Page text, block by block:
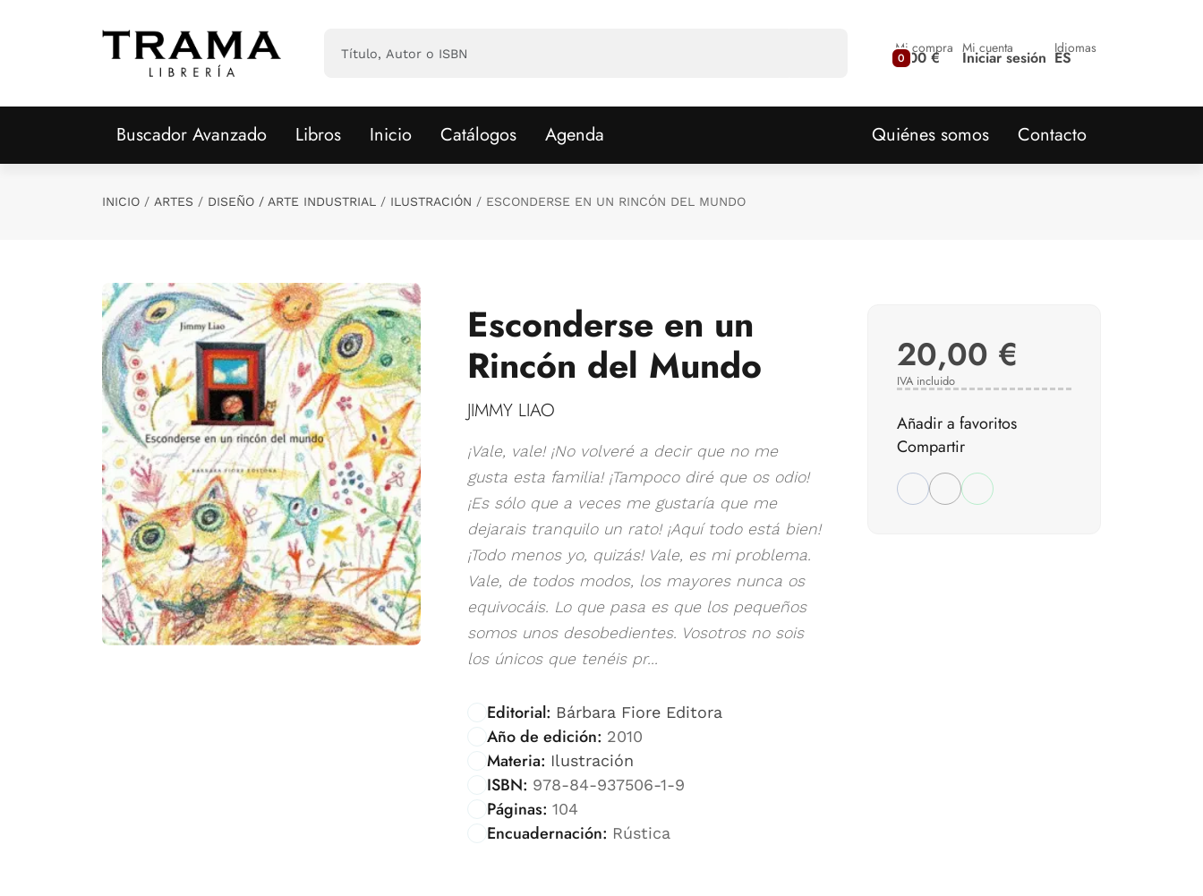
0
Mi compra
0,00 € Mi cuenta
Iniciar sesión Idiomas
ES
Buscador Avanzado Libros Inicio Catálogos Agenda Quiénes somos Contacto
INICIO ARTES DISEÑO / ARTE INDUSTRIAL ILUSTRACIÓN ESCONDERSE EN UN RINCÓN DEL MUNDO
Esconderse en un
Rincón del Mundo
JIMMY LIAO
¡Vale, vale! ¡No volveré a decir que no me
gusta esta familia! ¡Tampoco diré que os odio!
¡Es sólo que a veces me gustaría que me
dejarais tranquilo un rato! ¡Aquí todo está bien!
¡Todo menos yo, quizás! Vale, es mi problema.
Vale, de todos modos, los mayores nunca os
equivocáis. Lo que pasa es que los pequeños
somos unos desobedientes. Vosotros no sois
los únicos que tenéis pr...
Editorial: Bárbara Fiore Editora
Año de edición: 2010
Materia: Ilustración
ISBN: 978-84-937506-1-9
Páginas: 104
Encuadernación: Rústica
20,00 €
IVA incluido
Añadir a favoritos
Compartir